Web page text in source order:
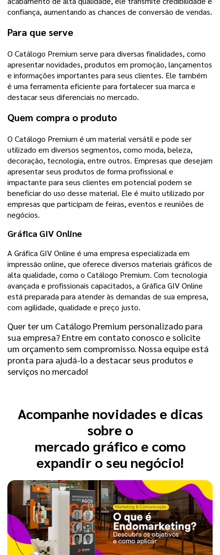
confiança, aumentando as chances de conversão de vendas.
Para que serve
O Catálogo Premium serve para diversas finalidades, como
apresentar novidades, produtos em promoção, lançamentos
e informações importantes para seus clientes. Ele também
é uma ferramenta eficiente para fortalecer sua marca e
destacar seus diferenciais no mercado.
Quem compra o produto
O Catálogo Premium é um material versátil e pode ser
utilizado em diversos segmentos, como moda, beleza,
decoração, tecnologia, entre outros. Empresas que desejam
apresentar seus produtos de forma profissional e
impactante para seus clientes em potencial podem se
beneficiar do uso desse material. Ele é muito utilizado por
empresas que participam de feiras, eventos e reuniões de
negócios.
Gráfica GIV Online
A Gráfica GIV Online é uma empresa especializada em
impressão online, que oferece diversos materiais gráficos de
alta qualidade, como o Catálogo Premium. Com tecnologia
avançada e profissionais capacitados, a Gráfica GIV Online
está preparada para atender às demandas de sua empresa,
com agilidade, qualidade e preço justo.
Quer ter um Catálogo Premium personalizado para
sua empresa? Entre em contato conosco e solicite
um orçamento sem compromisso. Nossa equipe está
pronta para ajudá-lo a destacar seus produtos e
serviços no mercado!
Acompanhe novidades e dicas
sobre o
mercado gráfico e como
expandir o seu negócio!